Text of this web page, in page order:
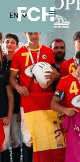
FCH
EN